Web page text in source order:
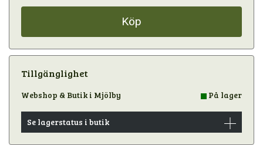
Köp
Tillgänglighet
Webshop & Butik i Mjölby På lager
Se lagerstatus i butik